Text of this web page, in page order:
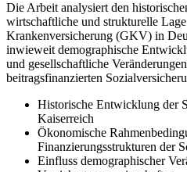
Die Arbeit analysiert den
wirtschaftliche und strukturelle
Krankenversicherung (GKV) in
inwieweit demographische
und gesellschaftliche
beitragsfinanzierten
Historische Entwicklung der
Kaiserreich
Ökonomische
Finanzierungsstrukturen der
Einfluss demographischer